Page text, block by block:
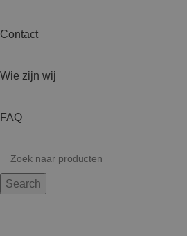
Contact
Wie zijn wij
FAQ
Search